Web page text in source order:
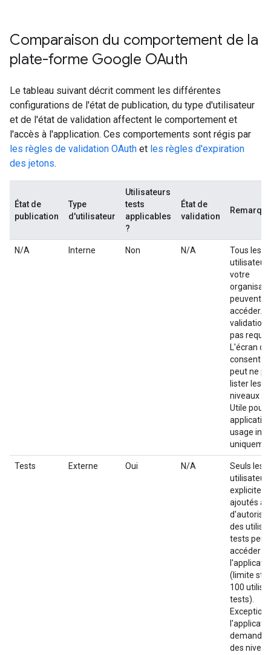
Comparaison du comportement de la
plate-forme Google OAuth
Le tableau suivant décrit comment les différentes
configurations de l'état de publication, du type d'utilisateur
et de l'état de validation affectent le comportement et
l'accès à l'application. Ces comportements sont régis par
les règles de validation OAuth et les règles d'expiration
des jetons.
État de
publication
Type
d'utilisateur
Utilisateurs
tests
applicables
?
État de
validation
N/A Interne Non N/A
Tous les
votre
peuvent y
accéder.
validation
pas
L'écran de
peut ne
lister les
niveaux
Utile pour
usage
Tests Externe Oui N/A
Seuls les
ajoutés à
des
tests
accéder à
(limite
100
tests).
Exception
demande
des